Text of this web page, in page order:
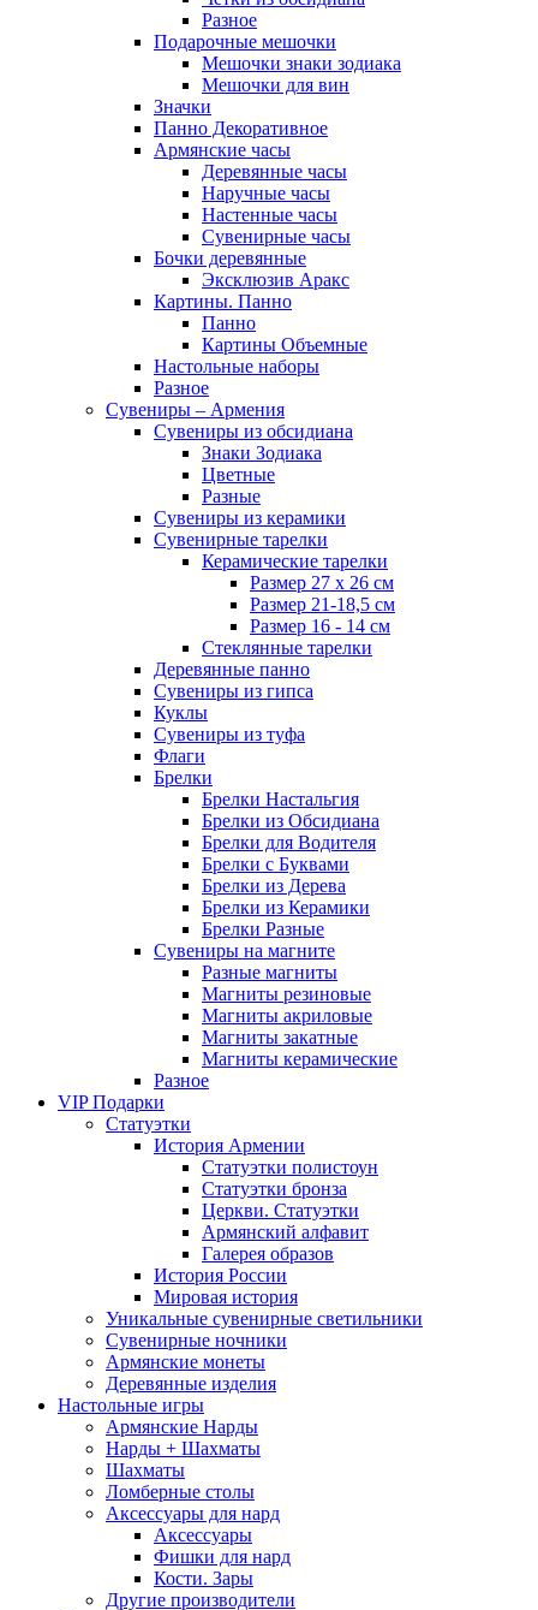
Разное
Подарочные мешочки
Мешочки знаки зодиака
Мешочки для вин
Значки
Панно Декоративное
Армянские часы
Деревянные часы
Наручные часы
Настенные часы
Сувенирные часы
Бочки деревянные
Эксклюзив Аракс
Картины. Панно
Панно
Картины Объемные
Настольные наборы
Разное
Сувениры – Армения
Сувениры из обсидиана
Знаки Зодиака
Цветные
Разные
Сувениры из керамики
Сувенирные тарелки
Керамические тарелки
Размер 27 х 26 см
Размер 21-18,5 см
Размер 16 - 14 см
Стеклянные тарелки
Деревянные панно
Сувениры из гипса
Куклы
Сувениры из туфа
Флаги
Брелки
Брелки Настальгия
Брелки из Обсидиана
Брелки для Водителя
Брелки с Буквами
Брелки из Дерева
Брелки из Керамики
Брелки Разные
Сувениры на магните
Разные магниты
Магниты резиновые
Магниты акриловые
Магниты закатные
Магниты керамические
Разное
VIP Подарки
Статуэтки
История Армении
Статуэтки полистоун
Статуэтки бронза
Церкви. Статуэтки
Армянский алфавит
Галерея образов
История России
Мировая история
Уникальные сувенирные светильники
Сувенирные ночники
Армянские монеты
Деревянные изделия
Настольные игры
Армянские Нарды
Нарды + Шахматы
Шахматы
Ломберные столы
Аксессуары для нард
Аксессуары
Фишки для нард
Кости. Зары
Другие производители